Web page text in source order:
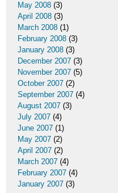
May 2008 (3)
April 2008 (3)
March 2008 (1)
February 2008 (3)
January 2008 (3)
December 2007 (3)
November 2007 (5)
October 2007 (2)
September 2007 (4)
August 2007 (3)
July 2007 (4)
June 2007 (1)
May 2007 (2)
April 2007 (2)
March 2007 (4)
February 2007 (4)
January 2007 (3)